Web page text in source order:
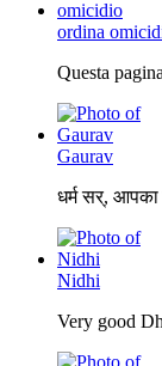
ordina
Questa
Gaurav
धर्म सर्,
Nidhi
Very good